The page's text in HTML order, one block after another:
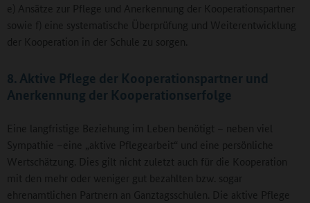
e) Ansätze zur Pflege und Anerkennung der Kooperationspartner
sowie f) eine systematische Überprüfung und Weiterentwicklung
der Kooperation in der Schule zu sorgen.
8. Aktive Pflege der Kooperationspartner und
Anerkennung der Kooperationserfolge
Eine langfristige Beziehung im Leben benötigt – neben viel
Sympathie –eine „aktive Pflegearbeit“ und eine persönliche
Wertschätzung. Dies gilt nicht zuletzt auch für die Kooperation
mit den mehr oder weniger gut bezahlten bzw. sogar
ehrenamtlichen Partnern an Ganztagsschulen. Die aktive Pflege